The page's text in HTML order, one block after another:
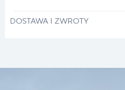
DOSTAWA I ZWROTY